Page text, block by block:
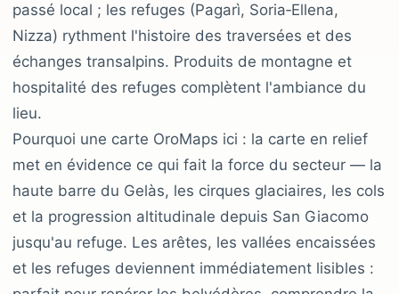
passé local ; les refuges (Pagarì, Soria‑Ellena,
Nizza) rythment l'histoire des traversées et des
échanges transalpins. Produits de montagne et
hospitalité des refuges complètent l'ambiance du
lieu.
Pourquoi une carte OroMaps ici : la carte en relief
met en évidence ce qui fait la force du secteur — la
haute barre du Gelàs, les cirques glaciaires, les cols
et la progression altitudinale depuis San Giacomo
jusqu'au refuge. Les arêtes, les vallées encaissées
et les refuges deviennent immédiatement lisibles :